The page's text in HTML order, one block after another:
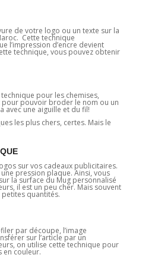
de votre logo ou un texte sur la
Cette technique
l’impression d’encre devient
technique, vous pouvez obtenir
pour les chemises,
pour pouvoir broder le nom ou un
avec une aiguille et du fil!
les plus chers, certes. Mais le
sur vos cadeaux publicitaires.
pression plaque. Ainsi, vous
la surface du Mug personnalisé
il est un peu cher. Mais souvent
quantités.
par découpe, l’image
sur l’article par un
on utilise cette technique pour
en couleur.